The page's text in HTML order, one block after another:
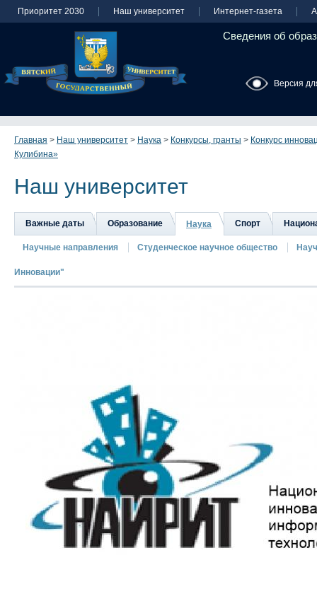
Приоритет 2030 Наш университет Интернет-газета
Сведения об
Версия
Главная > Наш университет > Наука > Конкурсы, гранты > Конкурс
Кулибина»
Наш университет
Важные даты Образование Наука Спорт
Научные направления Студенческое научное общество
Инновации"